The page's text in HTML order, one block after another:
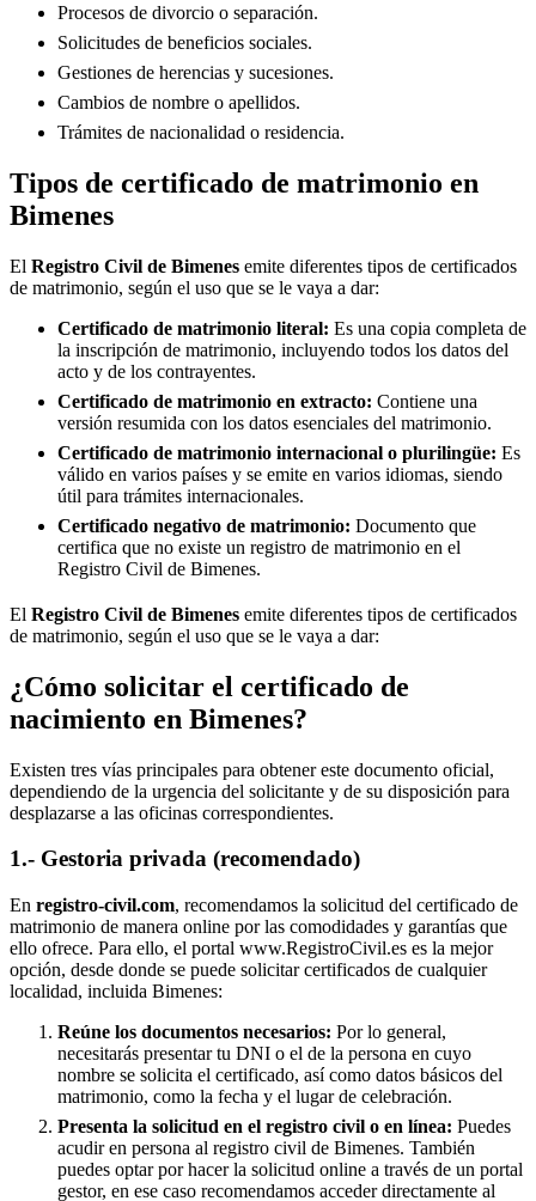
Procesos de divorcio o separación.
Solicitudes de beneficios sociales.
Gestiones de herencias y sucesiones.
Cambios de nombre o apellidos.
Trámites de nacionalidad o residencia.
Tipos de certificado de matrimonio en
Bimenes
El Registro Civil de Bimenes emite diferentes tipos de certificados
de matrimonio, según el uso que se le vaya a dar:
Certificado de matrimonio literal: Es una copia completa de
la inscripción de matrimonio, incluyendo todos los datos del
acto y de los contrayentes.
Certificado de matrimonio en extracto: Contiene una
versión resumida con los datos esenciales del matrimonio.
Certificado de matrimonio internacional o plurilingüe: Es
válido en varios países y se emite en varios idiomas, siendo
útil para trámites internacionales.
Certificado negativo de matrimonio: Documento que
certifica que no existe un registro de matrimonio en el
Registro Civil de Bimenes.
El Registro Civil de Bimenes emite diferentes tipos de certificados
de matrimonio, según el uso que se le vaya a dar:
¿Cómo solicitar el certificado de
nacimiento en Bimenes?
Existen tres vías principales para obtener este documento oficial,
dependiendo de la urgencia del solicitante y de su disposición para
desplazarse a las oficinas correspondientes.
1.- Gestoria privada (recomendado)
En registro-civil.com, recomendamos la solicitud del certificado de
matrimonio de manera online por las comodidades y garantías que
ello ofrece. Para ello, el portal www.RegistroCivil.es es la mejor
opción, desde donde se puede solicitar certificados de cualquier
localidad, incluida Bimenes:
Reúne los documentos necesarios: Por lo general,
necesitarás presentar tu DNI o el de la persona en cuyo
nombre se solicita el certificado, así como datos básicos del
matrimonio, como la fecha y el lugar de celebración.
Presenta la solicitud en el registro civil o en línea: Puedes
acudir en persona al registro civil de Bimenes. También
puedes optar por hacer la solicitud online a través de un portal
gestor, en ese caso recomendamos acceder directamente al